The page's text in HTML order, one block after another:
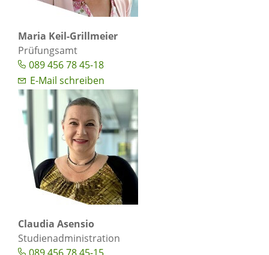
Maria Keil-Grillmeier
Prüfungsamt
089 456 78 45-18
E-Mail schreiben
Claudia Asensio
Studienadministration